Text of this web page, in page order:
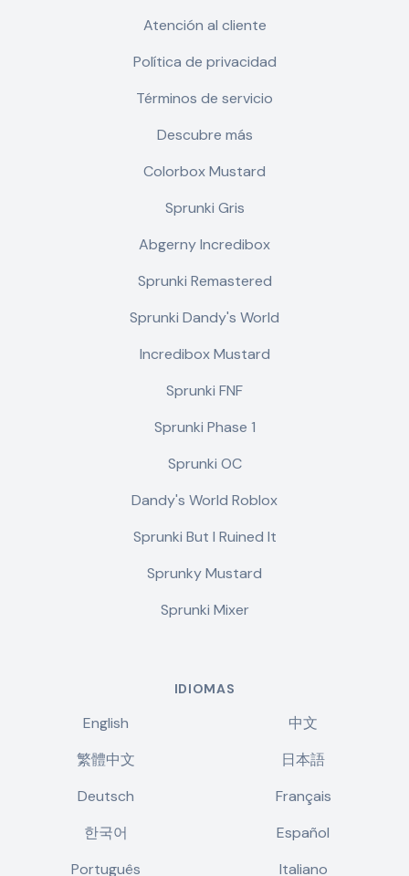
Atención al cliente
Política de privacidad
Términos de servicio
Descubre más
Colorbox Mustard
Sprunki Gris
Abgerny Incredibox
Sprunki Remastered
Sprunki Dandy's World
Incredibox Mustard
Sprunki FNF
Sprunki Phase 1
Sprunki OC
Dandy's World Roblox
Sprunki But I Ruined It
Sprunky Mustard
Sprunki Mixer
IDIOMAS
English
中文
繁體中文
日本語
Deutsch
Français
한국어
Español
Português
Italiano